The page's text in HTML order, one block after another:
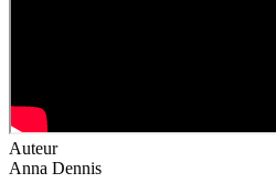
Auteur
Anna Dennis